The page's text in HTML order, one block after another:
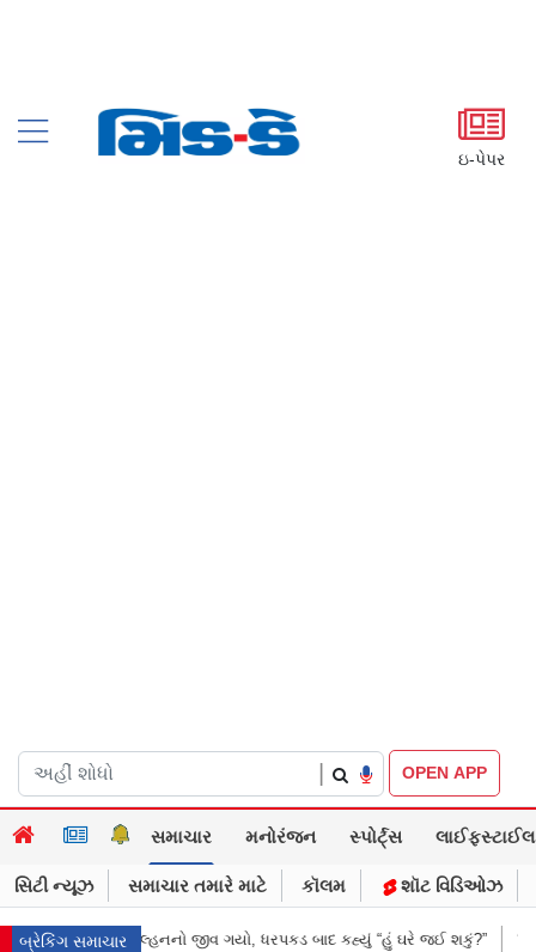
ઇ-પેપર
OPEN APP
સમાચાર મનોરંજન સ્પોર્ટ્સ લાઈફસ્ટાઈલ
સિટી ન્યૂઝ સમાચાર તમારે માટે કૉલમ શૉટ વિડિઓઝ
બ્રેકિંગ સમાચાર
ધરપકડ બાદ કહ્યું “હું ઘરે જઈ શકું?” ‘હું બાબા બાગેશ્વર નથી...’: IIT દિલ્હીમાં